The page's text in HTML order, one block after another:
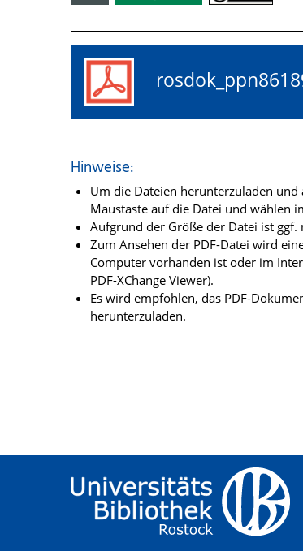
Hinweise:
Um die Dateien herunterzuladen
Maustaste auf die Datei und wählen
Aufgrund der Größe der Datei ist
Zum Ansehen der PDF-Datei wird
Computer vorhanden ist oder im
PDF-XChange Viewer).
Es wird empfohlen, das PDF-
herunterzuladen.